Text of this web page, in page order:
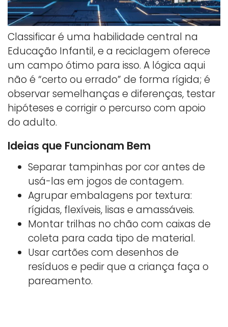
Classificar é uma habilidade central na
Educação Infantil, e a reciclagem oferece
um campo ótimo para isso. A lógica aqui
não é “certo ou errado” de forma rígida; é
observar semelhanças e diferenças, testar
hipóteses e corrigir o percurso com apoio
do adulto.
Ideias que Funcionam Bem
Separar tampinhas por cor antes de
usá-las em jogos de contagem.
Agrupar embalagens por textura:
rígidas, flexíveis, lisas e amassáveis.
Montar trilhas no chão com caixas de
coleta para cada tipo de material.
Usar cartões com desenhos de
resíduos e pedir que a criança faça o
pareamento.